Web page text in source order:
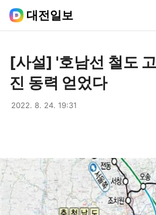
대전일보
[사설] '호남선 철도
진 동력 얻었다
2022. 8. 24. 19:31